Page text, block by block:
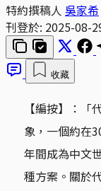
特約撰稿人 吳家希
刊登於: 2025-08-
收藏
【編按】：
象，一個約在
年間成為中文
種方案。關於